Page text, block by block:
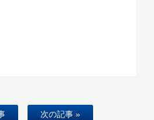
次の記事 »